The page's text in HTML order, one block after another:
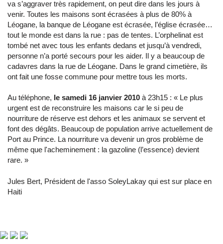
va s’aggraver très rapidement, on peut dire dans les jours à
venir. Toutes les maisons sont écrasées à plus de 80% à
Léogane, la banque de Léogane est écrasée, l’église écrasée…
tout le monde est dans la rue : pas de tentes. L’orphelinat est
tombé net avec tous les enfants dedans et jusqu’à vendredi,
personne n’a porté secours pour les aider. Il y a beaucoup de
cadavres dans la rue de Léogane. Dans le grand cimetière, ils
ont fait une fosse commune pour mettre tous les morts.
Au téléphone, le samedi 16 janvier 2010 à 23h15 : « Le plus
urgent est de reconstruire les maisons car le si peu de
nourriture de réserve est dehors et les animaux se servent et
font des dégâts. Beaucoup de population arrive actuellement de
Port au Prince. La nourriture va devenir un gros problème de
même que l'acheminement : la gazoline (l’essence) devient
rare. »
Jules Bert, Président de l'asso SoleyLakay qui est sur place en
Haiti